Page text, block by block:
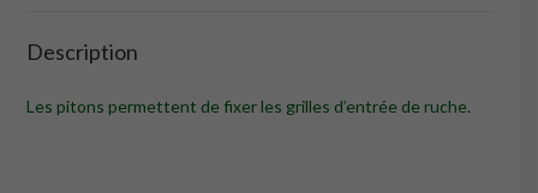
Description
Les pitons permettent de fixer les grilles d’entrée de ruche.